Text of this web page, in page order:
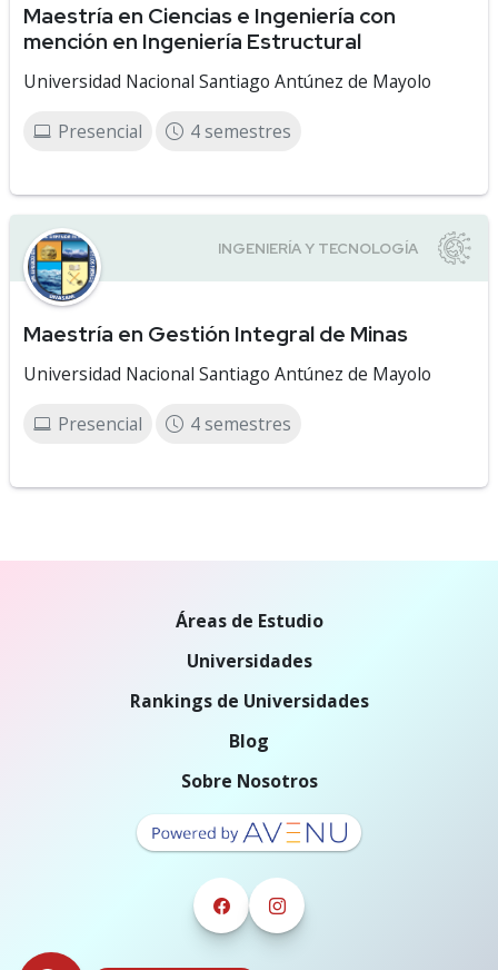
Maestría en Ciencias e Ingeniería con
mención en Ingeniería Estructural
Universidad Nacional Santiago Antúnez de Mayolo
Presencial 4 semestres
Maestría en Gestión Integral de Minas
Universidad Nacional Santiago Antúnez de Mayolo
Presencial 4 semestres
Áreas de Estudio
Universidades
Rankings de Universidades
Blog
Sobre Nosotros